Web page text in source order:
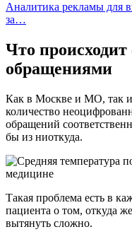
Аналитика рекламы для
за…
Что
обращениями
Как в Москве и МО, так и
количество
обращений
бы из ниоткуда.
Такая проблема есть в
пациента о том, откуда
вытянуть сложно.